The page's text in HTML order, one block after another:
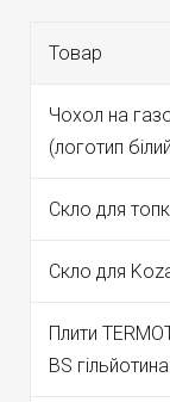
Товар
Чохол на
(логотип
Скло для
Скло для
Плити
BS